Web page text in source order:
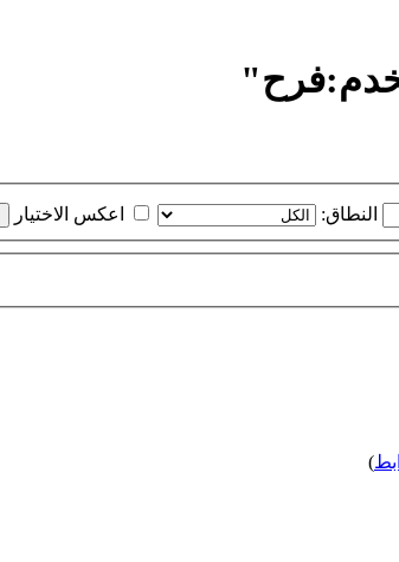
النطاق:
اعكس الاختيار
)